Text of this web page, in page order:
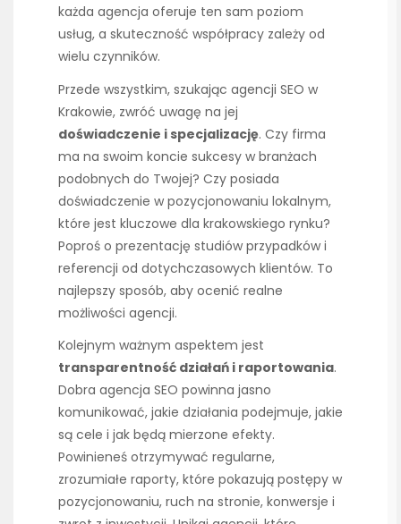
każda agencja oferuje ten sam poziom
usług, a skuteczność współpracy zależy od
wielu czynników.
Przede wszystkim, szukając agencji SEO w
Krakowie, zwróć uwagę na jej
doświadczenie i specjalizację. Czy firma
ma na swoim koncie sukcesy w branżach
podobnych do Twojej? Czy posiada
doświadczenie w pozycjonowaniu lokalnym,
które jest kluczowe dla krakowskiego rynku?
Poproś o prezentację studiów przypadków i
referencji od dotychczasowych klientów. To
najlepszy sposób, aby ocenić realne
możliwości agencji.
Kolejnym ważnym aspektem jest
transparentność działań i raportowania.
Dobra agencja SEO powinna jasno
komunikować, jakie działania podejmuje, jakie
są cele i jak będą mierzone efekty.
Powinieneś otrzymywać regularne,
zrozumiałe raporty, które pokazują postępy w
pozycjonowaniu, ruch na stronie, konwersje i